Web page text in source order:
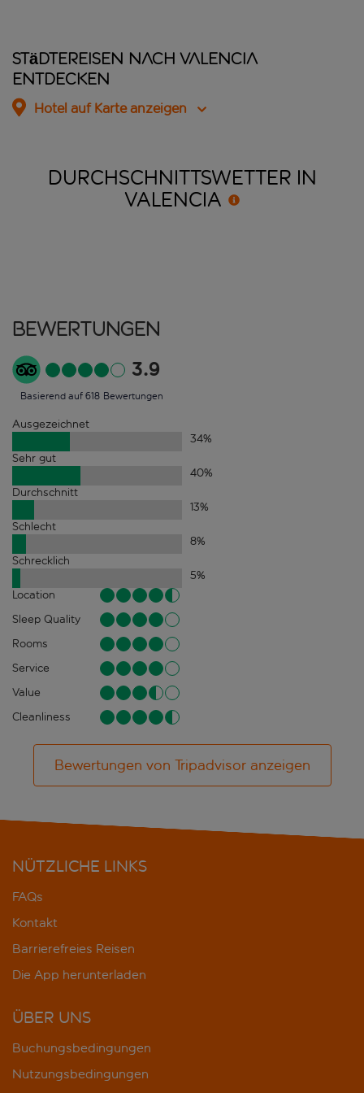
Städtereisen nach Valencia
entdecken
Hotel auf Karte anzeigen
DURCHSCHNITTSWETTER IN
VALENCIA
Bewertungen
3.9
Basierend auf 618 Bewertungen
Ausgezeichnet
34%
Sehr gut
40%
Durchschnitt
13%
Schlecht
8%
Schrecklich
5%
Location
Sleep Quality
Rooms
Service
Value
Cleanliness
Bewertungen von Tripadvisor anzeigen
NÜTZLICHE LINKS
FAQs
Kontakt
Barrierefreies Reisen
Die App herunterladen
ÜBER UNS
Buchungsbedingungen
Nutzungsbedingungen